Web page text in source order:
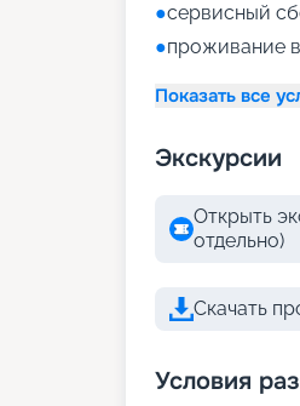
●сервисный
●проживание
Показать все
Экскурсии
Открыть
отдельно)
Скачать
Условия